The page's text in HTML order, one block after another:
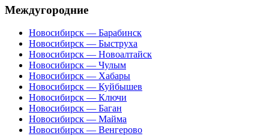
Междугородние
Новосибирск — Барабинск
Новосибирск — Быструха
Новосибирск — Новоалтайск
Новосибирск — Чулым
Новосибирск — Хабары
Новосибирск — Куйбышев
Новосибирск — Ключи
Новосибирск — Баган
Новосибирск — Майма
Новосибирск — Венгерово